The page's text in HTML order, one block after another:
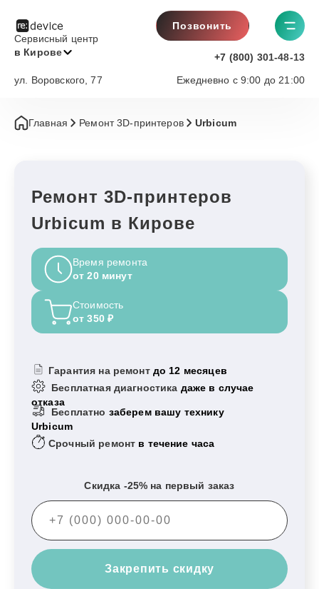
Сервисный центр
в Кирове
Позвонить
+7 (800) 301-48-13
Ежедневно с 9:00 до 21:00
ул. Воровского, 77
Главная Ремонт 3D-принтеров Urbicum
Ремонт 3D-принтеров
Urbicum в Кирове
Время ремонта
от 20 минут
Стоимость
от 350 ₽
Гарантия на ремонт до 12 месяцев
Бесплатная диагностика даже в случае
отказа
Бесплатно заберем вашу технику
Urbicum
Срочный ремонт в течение часа
Скидка -25% на первый заказ
Закрепить скидку